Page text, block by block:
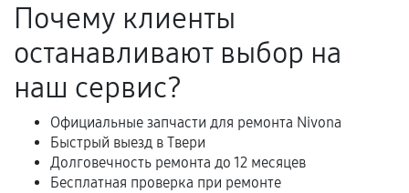
Акт выполненных работ с датой, перечнем
услуг и сроком гарантии.
Документы на установленные комплектующие
и кассовый чек.
Расширенная гарантия
Почему клиенты
останавливают выбор на
наш сервис?
Официальные запчасти для ремонта Nivona
Быстрый выезд в Твери
Долговечность ремонта до 12 месяцев
Бесплатная проверка при ремонте